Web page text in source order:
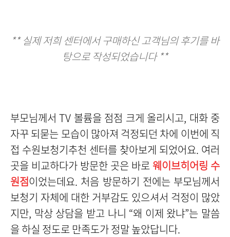
** 실제 저희 센터에서 구매하신 고객님의 후기를 바
탕으로 작성되었습니다 **
부모님께서 TV 볼륨을 점점 크게 올리시고, 대화 중
자꾸 되묻는 모습이 많아져 걱정되던 차에 이번에 직
접 수원보청기추천 센터를 찾아보게 되었어요. 여러
곳을 비교하다가 방문한 곳은 바로 웨이브히어링 수
원점이었는데요. 처음 방문하기 전에는 부모님께서
보청기 자체에 대한 거부감도 있으셔서 걱정이 많았
지만, 막상 상담을 받고 나니 “왜 이제 왔냐”는 말씀
을 하실 정도로 만족도가 정말 높았답니다.